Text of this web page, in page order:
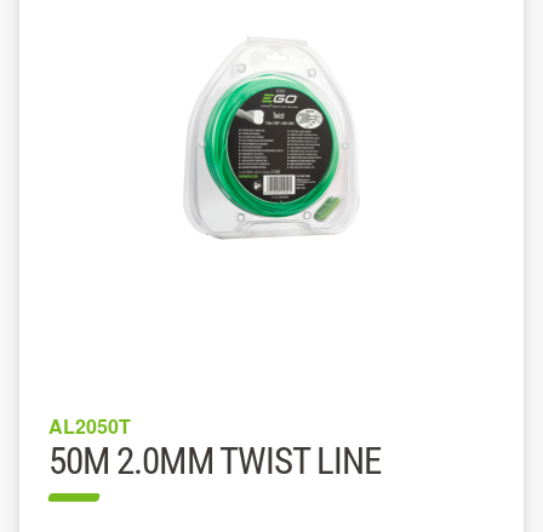
AL2050T
50M 2.0MM TWIST LINE